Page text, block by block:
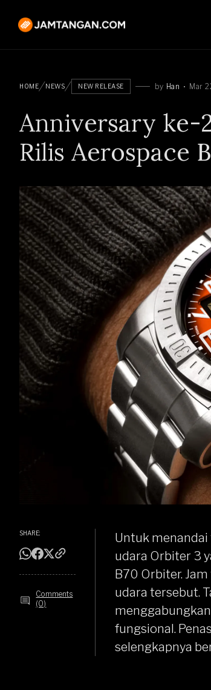
HOME NEWS NEW RELEASE by Han Mar
Anniversary ke-
Rilis Aerospace
SHARE:
Comments
(0)
Untuk
udara Orbiter 3
B70 Orbiter.
udara tersebut.
fungsional.
selengkapnya